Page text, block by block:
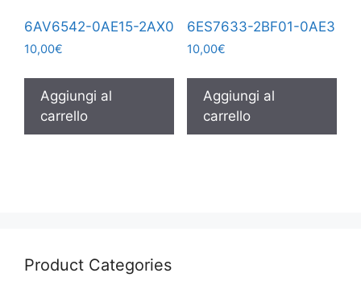
6AV6542-0AE15-2AX0
10,00€
Aggiungi al
carrello
6ES7633-2BF01-0AE3
10,00€
Aggiungi al
carrello
Product Categories